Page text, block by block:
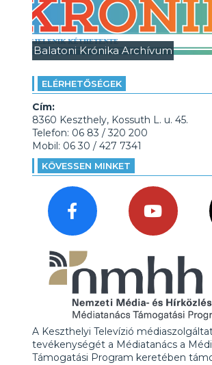
Balatoni Krónika Archívum
ELÉRHETŐSÉGEK
Cím:
8360 Keszthely, Kossuth L. u. 45.
Telefon: 06 83 / 320 200
Mobil: 06 30 / 427 7341
KÖVESSEN MINKET
A Keszthelyi Televízió
tevékenységét a Médiatanács a
Támogatási Program keretében